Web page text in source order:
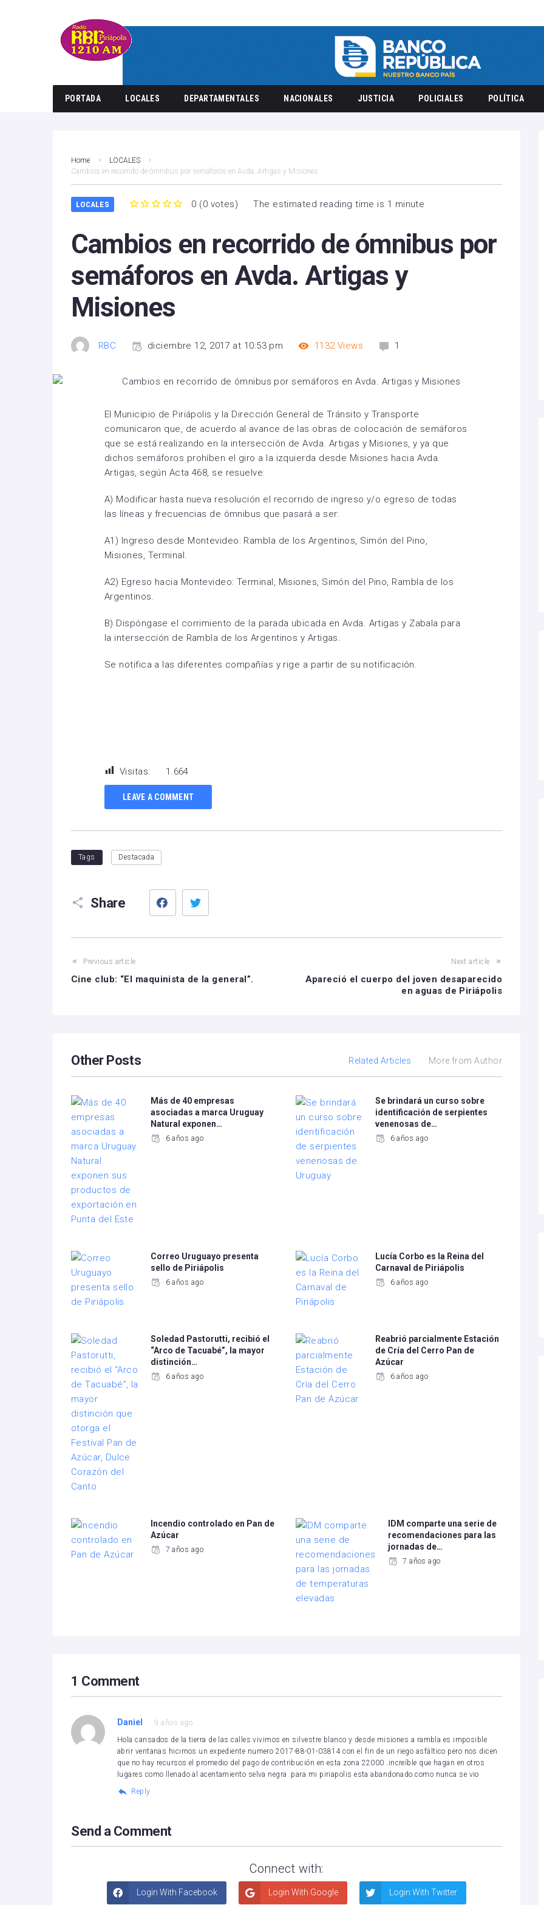
PORTADA LOCALES DEPARTAMENTALES NACIONALES JUSTICIA POLICIALES POLÍTICA
Home
LOCALES
Cambios en recorrido de ómnibus por semáforos en Avda. Artigas y Misiones
LOCALES 0 (0 votes) The estimated reading time is 1 minute
Cambios en recorrido de ómnibus por
semáforos en Avda. Artigas y
Misiones
RBC diciembre 12, 2017 at 10:53 pm 1132 Views 1
El Municipio de Piriápolis y la Dirección General de Tránsito y Transporte
comunicaron que, de acuerdo al avance de las obras de colocación de semáforos
que se está realizando en la intersección de Avda. Artigas y Misiones, y ya que
dichos semáforos prohíben el giro a la izquierda desde Misiones hacia Avda.
Artigas, según Acta 468, se resuelve:
A) Modificar hasta nueva resolución el recorrido de ingreso y/o egreso de todas
las líneas y frecuencias de ómnibus que pasará a ser:
A1) Ingreso desde Montevideo: Rambla de los Argentinos, Simón del Pino,
Misiones, Terminal.
A2) Egreso hacia Montevideo: Terminal, Misiones, Simón del Pino, Rambla de los
Argentinos.
B) Dispóngase el corrimiento de la parada ubicada en Avda. Artigas y Zabala para
la intersección de Rambla de los Argentinos y Artigas.
Se notifica a las diferentes compañías y rige a partir de su notificación.
Visitas: 1.664
LEAVE A COMMENT
Tags Destacada
Share
Facebook
Previous article
Cine club: “El maquinista de la general”.
Next article
Apareció el cuerpo del joven desaparecido
en aguas de Piriápolis
Other Posts Related Articles More from Author
Más de 40 empresas
asociadas a marca Uruguay
Natural exponen…
6 años ago
Se brindará un curso sobre
identificación de serpientes
venenosas de…
6 años ago
Correo Uruguayo presenta
sello de Piriápolis
6 años ago
Lucía Corbo es la Reina del
Carnaval de Piriápolis
6 años ago
Soledad Pastorutti, recibió el
“Arco de Tacuabé”, la mayor
distinción…
6 años ago
Reabrió parcialmente Estación
de Cría del Cerro Pan de
Azúcar
6 años ago
Incendio controlado en Pan de
Azúcar
7 años ago
IDM comparte una serie de
recomendaciones para las
jornadas de…
7 años ago
1 Comment
Daniel
9 años ago
Hola cansados de la tierra de las calles vivimos en silvestre blanco y desde misiones a rambla es imposible
abrir ventanas hicimos un expediente numero 2017-88-01-03814 con el fin de un riego asfáltico pero nos dicen
que no hay recursos el promedio del pago de contribución en esta zona 22000 .increíble que hagan en otros
lugares como llenado al acentamiento selva negra .para mi piriapolis esta abandonado.como nunca se vio
Reply
Send a Comment
Connect with:
Login With Facebook Login With Google Login With Twitter